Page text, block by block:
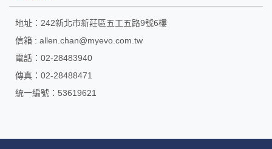
地址： 242新北市新莊區五工五路9號6樓
信箱 : allen.chan@myevo.com.tw
電話：02-28483940
傳真：02-28488471
統一編號：53619621